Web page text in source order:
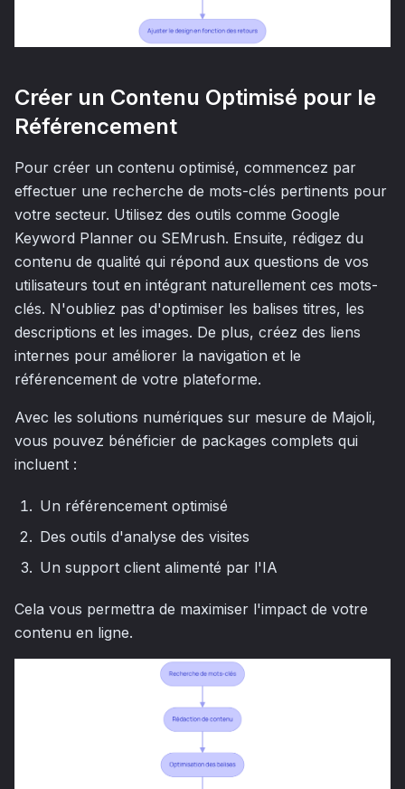
Créer un Contenu Optimisé pour le
Référencement
Pour créer un contenu optimisé, commencez par
effectuer une recherche de mots-clés pertinents pour
votre secteur. Utilisez des outils comme Google
Keyword Planner ou SEMrush. Ensuite, rédigez du
contenu de qualité qui répond aux questions de vos
utilisateurs tout en intégrant naturellement ces mots-
clés. N'oubliez pas d'optimiser les balises titres, les
descriptions et les images. De plus, créez des liens
internes pour améliorer la navigation et le
référencement de votre plateforme.
Avec les solutions numériques sur mesure de Majoli,
vous pouvez bénéficier de packages complets qui
incluent :
Un référencement optimisé
Des outils d'analyse des visites
Un support client alimenté par l'IA
Cela vous permettra de maximiser l'impact de votre
contenu en ligne.